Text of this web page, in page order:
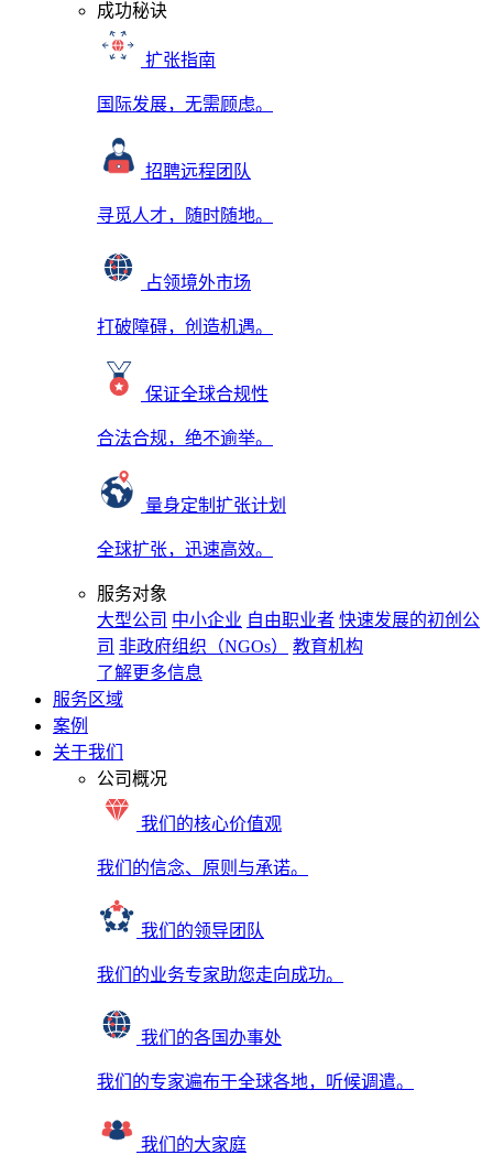
成功秘诀
扩张指南
国际发展，无需顾虑。
招聘远程团队
寻觅人才，随时随地。
占领境外市场
打破障碍，创造机遇。
保证全球合规性
合法合规，绝不逾举。
量身定制扩张计划
全球扩张，迅速高效。
服务对象
大型公司 中小企业 自由职业者 快速发展的初创公
司 非政府组织（NGOs）
教育机构
了解更多信息
服务区域
案例
关于我们
公司概况
我们的核心价值观
我们的信念、原则与承诺。
我们的领导团队
我们的业务专家助您走向成功。
我们的各国办事处
我们的专家遍布于全球各地，听候调遣。
我们的大家庭